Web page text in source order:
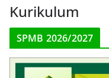
Kurikulum
SPMB 2026/2027